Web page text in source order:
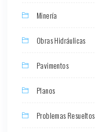
Minería
Obras Hidráulicas
Pavimentos
Planos
Problemas Resueltos